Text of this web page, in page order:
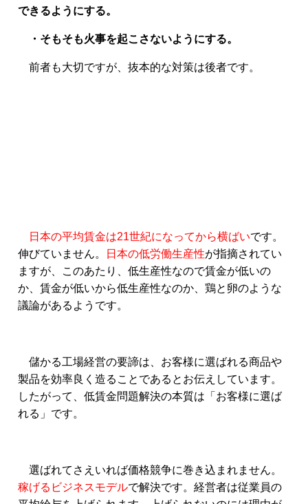
できるようにする。
・そもそも火事を起こさないようにする。
前者も大切ですが、抜本的な対策は後者です。
日本の平均賃金は21世紀になってから横ばいです。
伸びていません。
日本の低労働生産性が指摘されてい
ますが、このあたり、低生産性なので賃金が低いの
か、賃金が低いから低生産性なのか、鶏と卵のような
議論があるようです。
儲かる工場経営の要諦は、お客様に選ばれる商品や
製品を効率良く造ることであるとお伝えしています。
したがって、低賃金問題解決の本質は「お客様に選ば
れる」です。
選ばれてさえいれば価格競争に巻き込まれません。
稼げるビジネスモデルで解決です。経営者は従業員の